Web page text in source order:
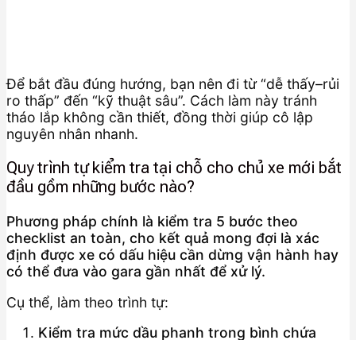
Để bắt đầu đúng hướng, bạn nên đi từ “dễ thấy–rủi
ro thấp” đến “kỹ thuật sâu”. Cách làm này tránh
tháo lắp không cần thiết, đồng thời giúp cô lập
nguyên nhân nhanh.
Quy trình tự kiểm tra tại chỗ cho chủ xe mới bắt
đầu gồm những bước nào?
Phương pháp chính là kiểm tra 5 bước theo
checklist an toàn, cho kết quả mong đợi là xác
định được xe có dấu hiệu cần dừng vận hành hay
có thể đưa vào gara gần nhất để xử lý.
Cụ thể, làm theo trình tự:
Kiểm tra mức dầu phanh trong bình chứa